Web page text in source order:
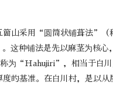
山采用“圆筒状铺葺法”（
这种铺法是先以麻茎为核心
为“Hahujiri”，相当于白川
度的基准。在白川村，是以从